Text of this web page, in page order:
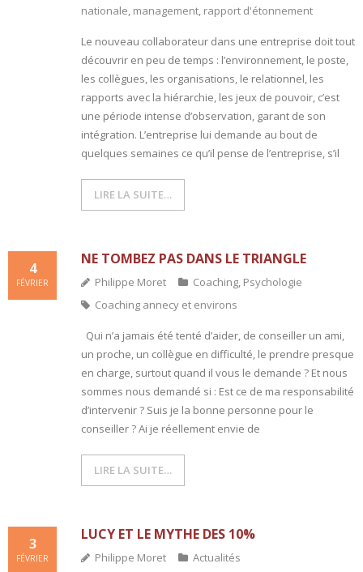
nationale, management, rapport d'étonnement
Le nouveau collaborateur dans une entreprise doit tout
découvrir en peu de temps : l’environnement, le poste,
les collègues, les organisations, le relationnel, les
rapports avec la hiérarchie, les jeux de pouvoir, c’est
une période intense d’observation, garant de son
intégration. L’entreprise lui demande au bout de
quelques semaines ce qu’il pense de l’entreprise, s’il
LIRE LA SUITE…
NE TOMBEZ PAS DANS LE TRIANGLE
4
FÉVRIER Philippe Moret Coaching, Psychologie
Coaching annecy et environs
Qui n’a jamais été tenté d’aider, de conseiller un ami,
un proche, un collègue en difficulté, le prendre presque
en charge, surtout quand il vous le demande ? Et nous
sommes nous demandé si : Est ce de ma responsabilité
d’intervenir ? Suis je la bonne personne pour le
conseiller ? Ai je réellement envie de
LIRE LA SUITE…
LUCY ET LE MYTHE DES 10%
3
FÉVRIER Philippe Moret
Actualités